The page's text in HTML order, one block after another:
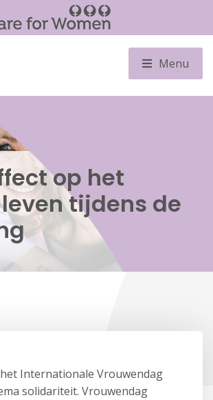
Menu
op het
tijdens de
Internationale Vrouwendag
solidariteit. Vrouwendag